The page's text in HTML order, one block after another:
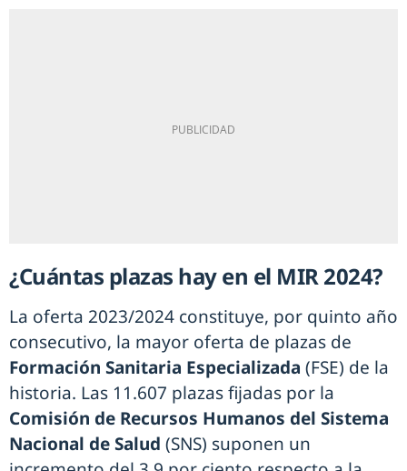
¿Cuántas plazas hay en el MIR 2024?
La oferta 2023/2024 constituye, por quinto año
consecutivo, la mayor oferta de plazas de
Formación Sanitaria Especializada (FSE) de la
historia. Las 11.607 plazas fijadas por la
Comisión de Recursos Humanos del Sistema
Nacional de Salud (SNS) suponen un